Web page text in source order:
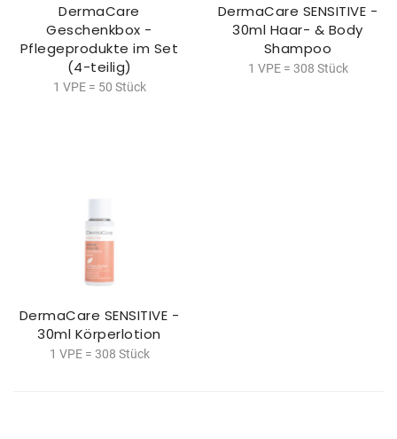
DermaCare
Geschenkbox -
Pflegeprodukte im Set
(4-teilig)
1 VPE = 50 Stück
DermaCare SENSITIVE -
30ml Haar- & Body
Shampoo
1 VPE = 308 Stück
DermaCare SENSITIVE -
30ml Körperlotion
1 VPE = 308 Stück